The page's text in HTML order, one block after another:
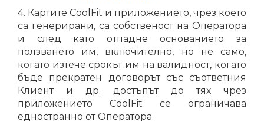
4. Картите CoolFit и приложението, чрез което
са генерирани, са собственост на Оператора
и след като отпадне основанието за
ползването им, включително, но не само,
когато изтече срокът им на валидност, когато
бъде прекратен договорът със съответния
Клиент и др. достъпът до тях чрез
приложението CoolFit се ограничава
едностранно от Оператора.